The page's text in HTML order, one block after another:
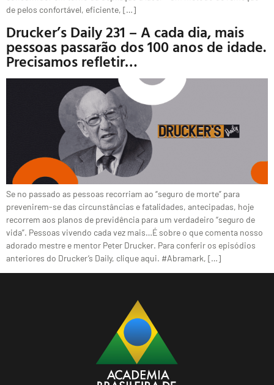
de pelos confortável, eficiente, […]
Drucker’s Daily 231 – A cada dia, mais
pessoas passarão dos 100 anos de idade.
Precisamos refletir…
Se no passado as pessoas recorriam ao “seguro de morte” para
prevenirem-se das circunstâncias e fatalidades, antecipadas, hoje
recorrem aos planos de previdência para um verdadeiro “seguro de
vida”. Pessoas vivendo cada vez mais…É sobre o que comenta nosso
adorado mestre e mentor Peter Drucker. Para conferir os episódios
anteriores do Drucker’s Daily, clique aqui. #Abramark, […]